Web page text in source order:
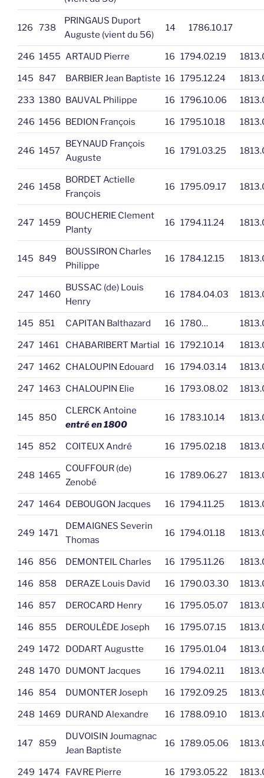
126 738
PRINGAUS Duport
Auguste (vient du 56)
14 1786.10.17
246 1455 ARTAUD Pierre 16 1794.02.19
145 847 BARBIER Jean Baptiste 16 1795.12.24
233 1380 BAUVAL Philippe 16 1796.10.06
246 1456 BEDION François 16 1795.10.18
246 1457
BEYNAUD François
Auguste
16 1791.03.25
246 1458
BORDET Actielle
François
16 1795.09.17
247 1459
BOUCHERIE Clement
Planty
16 1794.11.24
145 849
BOUSSIRON Charles
Philippe
16 1784.12.15
247 1460
BUSSAC (de) Louis
Henry
16 1784.04.03
145 851 CAPITAN Balthazard 16 1780…
247 1461 CHABARIBERT Martial 16 1792.10.14
247 1462 CHALOUPIN Edouard 16 1794.03.14
247 1463 CHALOUPIN Elie 16 1793.08.02
145 850
CLERCK Antoine
entré en 1800
16 1783.10.14
145 852 COITEUX André 16 1795.02.18
248 1465
COUFFOUR (de)
Zenobé
16 1789.06.27
247 1464 DEBOUGON Jacques 16 1794.11.25
249 1471
DEMAIGNES Severin
Thomas
16 1794.01.18
146 856 DEMONTEIL Charles 16 1795.11.26
146 858 DERAZE Louis David 16 1790.03.30
146 857 DEROCARD Henry 16 1795.05.07
146 855 DEROULÈDE Joseph 16 1795.07.15
249 1472 DODART Augustte 16 1795.01.04
248 1470 DUMONT Jacques 16 1794.02.11
146 854 DUMONTER Joseph 16 1792.09.25
248 1469 DURAND Alexandre 16 1788.09.10
147 859
DUVOISIN Joumagnac
Jean Baptiste
16 1789.05.06
249 1474 FAVRE Pierre 16 1793.05.22